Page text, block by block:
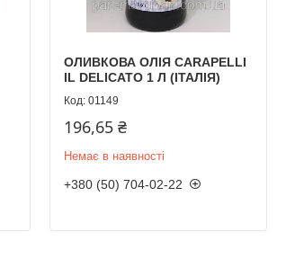
ОЛИВКОВА ОЛІЯ CARAPELLI
IL DELICATO 1 Л (ІТАЛІЯ)
01149
196,65 ₴
Немає в наявності
+380 (50) 704-02-22